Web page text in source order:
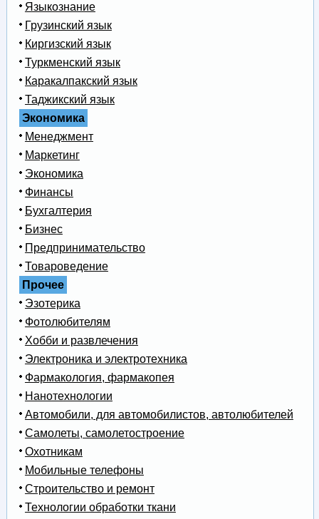
Языкознание
Грузинский язык
Киргизский язык
Туркменский язык
Каракалпакский язык
Таджикский язык
Экономика
Менеджмент
Маркетинг
Экономика
Финансы
Бухгалтерия
Бизнес
Предпринимательство
Товароведение
Прочее
Эзотерика
Фотолюбителям
Хобби и развлечения
Электроника и электротехника
Фармакология, фармакопея
Нанотехнологии
Автомобили, для автомобилистов, автолюбителей
Самолеты, самолетостроение
Охотникам
Мобильные телефоны
Строительство и ремонт
Технологии обработки ткани